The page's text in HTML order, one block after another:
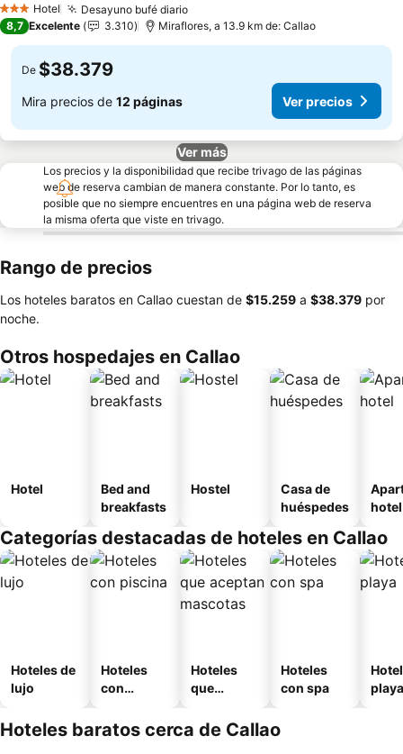
3 Estrellas
Hotel Desayuno bufé diario
8,7 Excelente 3.310 Miraflores, a 13.9 km de: Callao
De $38.379
Mira precios de 12 páginas Ver precios
Ver más
Los precios y la disponibilidad que recibe trivago de las páginas
web de reserva cambian de manera constante. Por lo tanto, es
posible que no siempre encuentres en una página web de reserva
la misma oferta que viste en trivago.
Rango de precios
Los hoteles baratos en Callao cuestan de ‎$15.259 a ‎$38.379 por
noche.
Otros hospedajes en Callao
Hotel
Bed and
breakfasts
Hostel
Casa de
huéspedes
hotel
Categorías destacadas de hoteles en Callao
Hoteles de
lujo
Hoteles
con
Hoteles
que
mascotas
Hoteles
con spa
playa
Hoteles baratos cerca de Callao